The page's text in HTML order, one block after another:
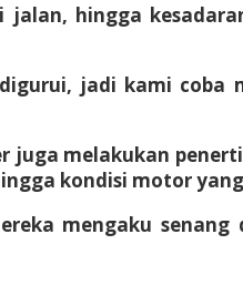
hingga
jadi kami
juga melakukan
kondisi motor
mengaku